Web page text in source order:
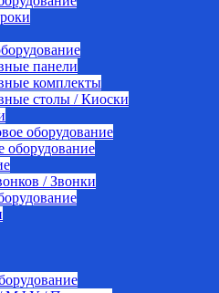
панели
комплекты
столы / Киоски
оборудование
оборудование
/ Звонки